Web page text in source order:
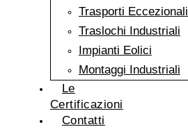
Trasporti Eccezionali
Traslochi Industriali
Impianti Eolici
Montaggi Industriali
Le
Certificazioni
Contatti